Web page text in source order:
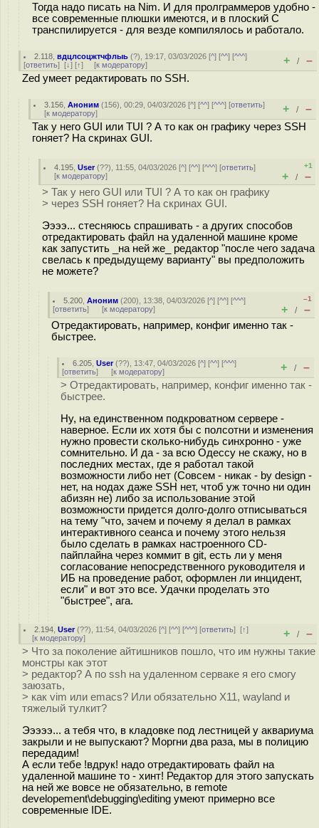
Тогда надо писать на Nim. И для пролграммеров удобно -
все современные плюшки имеются, и в плоский C
транспилируется - для везде компилялось и работало.
2.118 ,вдцлсоцжтчфлыь (?), 19:17, 03/03/2026 [^] [^^] [^^^]
[ответить] [↓] [↑] [к модератору] + / –
Zed умеет редактировать по SSH.
3.156 ,Аноним (156), 00:29, 04/03/2026 [^] [^^] [^^^] [ответить]
[к модератору] + / –
Так у него GUI или TUI ? А то как он графику через SSH
гоняет? На скринах GUI.
4.195 ,User(??), 11:55, 04/03/2026 [^] [^^] [^^^] [ответить]
[к модератору]
+1
+ / –
> Так у него GUI или TUI ? А то как он графику
> через SSH гоняет? На скринах GUI.
Ээээ... стесняюсь спрашивать - а других способов
отредактировать файл на удаленной машине кроме
как запустить _на ней же_ редактор "после чего задача
свелась к предыдущему варианту" вы предположить
не можете?
5.200 ,Аноним (200), 13:38, 04/03/2026 [^] [^^] [^^^]
[ответить] [к модератору]
–1
+ / –
Отредактировать, например, конфиг именно так -
быстрее.
6.205 ,User(??), 13:47, 04/03/2026 [^] [^^] [^^^]
[ответить] [к модератору] + / –
> Отредактировать, например, конфиг именно так -
быстрее.
Ну, на единственном подкроватном сервере -
наверное. Если их хотя бы с полсотни и изменения
нужно провести сколько-нибудь синхронно - уже
сомнительно. И да - за всю Одессу не скажу, но в
последних местах, где я работал такой
возможности либо нет (Совсем - никак - by design -
нет, на нодах даже SSH нет, чтоб уж точно ни один
абизян не) либо за использование этой
возможности придется долго-долго отписываться
на тему "что, зачем и почему я делал в рамках
интерактивного сеанса и почему этого нельзя
было сделать в рамках настроенного CD-
пайплайна через коммит в git, есть ли у меня
согласование непосредственного руководителя и
ИБ на проведение работ, оформлен ли инцидент,
если" и вот это все. Удачки проделать это
"быстрее", ага.
2.194 ,User(??), 11:54, 04/03/2026 [^] [^^] [^^^] [ответить][↑]
[к модератору] + / –
> Что за поколение айтишников пошло, что им нужны такие
монстры как этот
> редактор? А по ssh на удаленном серваке я его смогу
заюзать,
> как vim или emacs? Или обязательно X11, wayland и
тяжелый тулкит?
Эээээ... а тебя что, в кладовке под лестницей у аквариума
закрыли и не выпускают? Моргни два раза, мы в полицию
передадим!
А если тебе !вдрук! надо отредактировать файл на
удаленной машине то - хинт! Редактор для этого запускать
на ней же вовсе не обязательно, в remote
developement\debugging\editing умеют примерно все
современные IDE.